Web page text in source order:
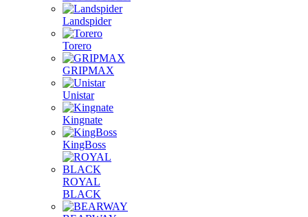
Landspider
Torero
GRIPMAX
Unistar
Kingnate
KingBoss
ROYAL
BLACK